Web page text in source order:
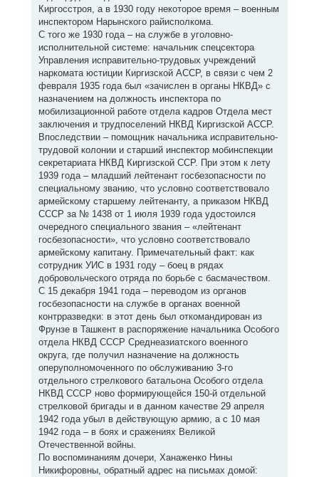
Киргосстроя, а в 1930 году некоторое время – военным
инспектором Нарынского райисполкома.
С того же 1930 года – на службе в уголовно-
исполнительной системе: начальник спецсектора
Управления исправительно-трудовых учреждений
наркомата юстиции Киргизской АССР, в связи с чем 2
февраля 1935 года был «зачислен в органы НКВД» с
назначением на должность инспектора по
мобилизационной работе отдела кадров Отдела мест
заключения и трудпоселений НКВД Киргизской АССР.
Впоследствии – помощник начальника исправительно-
трудовой колонии и старший инспектор мобинспекции
секретариата НКВД Киргизской ССР. При этом к лету
1939 года – младший лейтенант госбезопасности по
специальному званию, что условно соответствовало
армейскому старшему лейтенанту, а приказом НКВД
СССР за № 1438 от 1 июля 1939 года удостоился
очередного специального звания – «лейтенант
госбезопасности», что условно соответствовало
армейскому капитану. Примечательный факт: как
сотрудник УИС в 1931 году – боец в рядах
добровольческого отряда по борьбе с басмачеством.
С 15 декабря 1941 года – переводом из органов
госбезопасности на службе в органах военной
контрразведки: в этот день был откомандирован из
Фрунзе в Ташкент в распоряжение начальника Особого
отдела НКВД СССР Среднеазиатского военного
округа, где получил назначение на должность
оперуполномоченного по обслуживанию 3-го
отдельного стрелкового батальона Особого отдела
НКВД СССР ново формирующейся 150-й отдельной
стрелковой бригады и в данном качестве 29 апреля
1942 года убыл в действующую армию, а с 10 мая
1942 года – в боях и сражениях Великой
Отечественной войны.
По воспоминаниям дочери, Ханаженко Нины
Никифоровны, обратный адрес на письмах домой: